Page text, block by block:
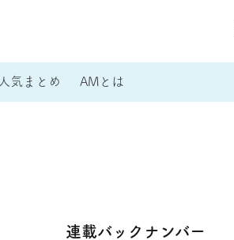
人気まとめ AMとは
連載バックナンバー